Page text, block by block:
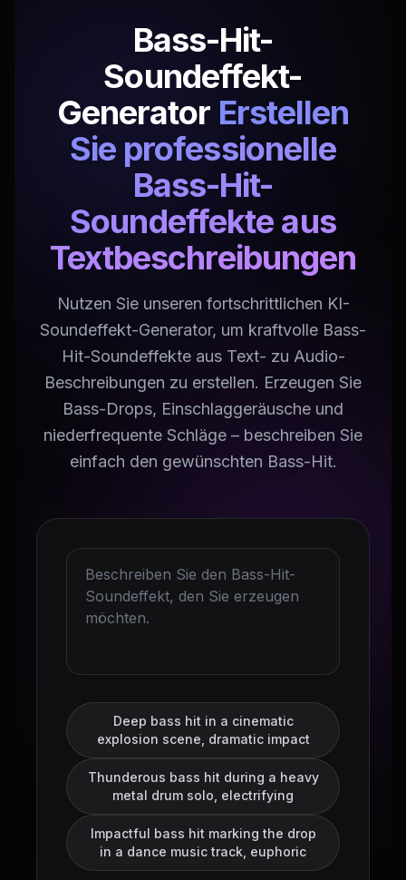
Bass-Hit-
Soundeffekt-
Generator Erstellen
Sie professionelle
Bass-Hit-
Soundeffekte aus
Textbeschreibungen
Nutzen Sie unseren fortschrittlichen KI-
Soundeffekt-Generator, um kraftvolle Bass-
Hit-Soundeffekte aus Text- zu Audio-
Beschreibungen zu erstellen. Erzeugen Sie
Bass-Drops, Einschlaggeräusche und
niederfrequente Schläge – beschreiben Sie
einfach den gewünschten Bass-Hit.
Deep bass hit in a cinematic
explosion scene, dramatic impact
Thunderous bass hit during a heavy
metal drum solo, electrifying
Impactful bass hit marking the drop
in a dance music track, euphoric